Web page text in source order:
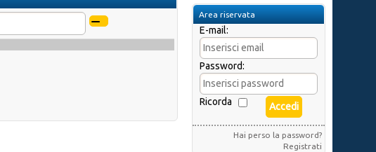
Area riservata
E-mail:
Password:
Ricorda
Hai perso la password?
Registrati